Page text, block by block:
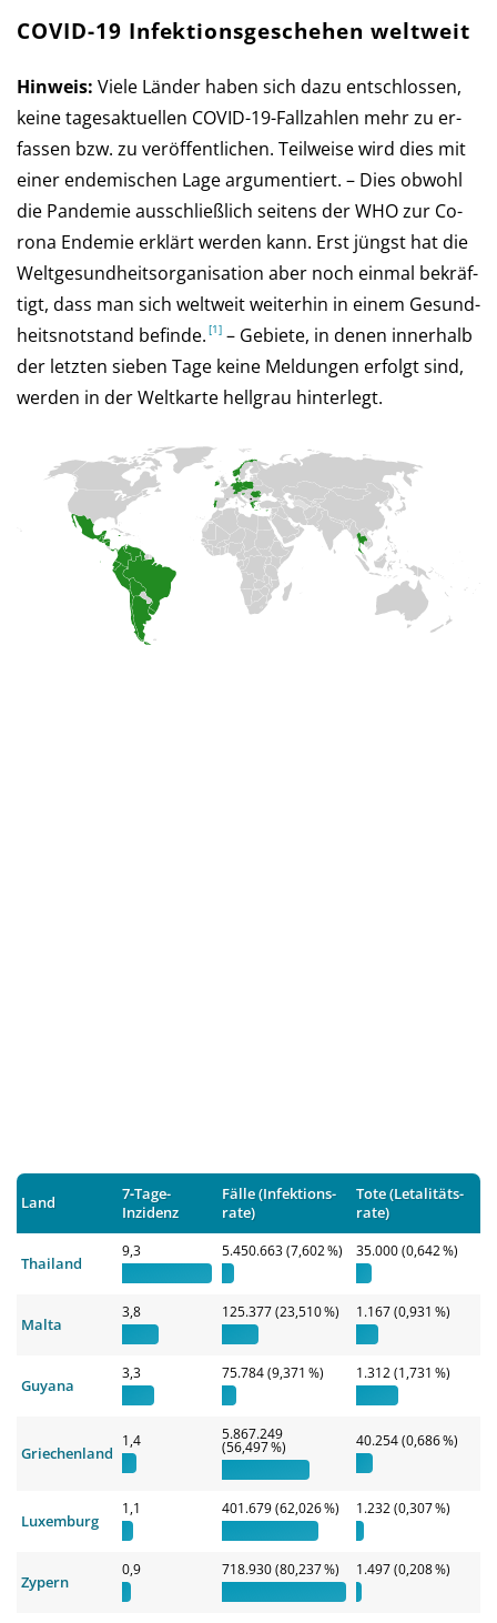
COVID-19 Infektionsgeschehen weltweit
Hinweis: Viele Länder haben sich da­zu ent­schlos­sen,
keine tages­ak­tu­el­len COVID-19-Fall­zah­len mehr zu er­
fas­sen bzw. zu ver­öf­fent­li­chen. Teil­weise wird dies mit
einer en­de­mi­schen Lage ar­gu­men­tiert. – Dies ob­wohl
die Pan­de­mie aus­schließ­lich sei­tens der WHO zur Co­
rona En­de­mie er­klärt wer­den kann. Erst jüngst hat die
Welt­ge­sund­heits­or­ga­ni­sa­tion aber noch ein­mal be­kräf­
tigt, dass man sich welt­weit weiter­hin in einem Ge­sund­
heits­not­stand be­finde.
– Ge­biete, in de­nen in­ner­halb
der letz­ten sie­ben Tage keine Mel­dun­gen er­folgt sind,
wer­den in der Welt­karte hell­grau hinterlegt.
Land
7‑Tage-
Inzidenz
Fälle (Infek­tions­
rate)
Tote (Letali­täts­
rate)
Thailand
9,3 5.450.663 (7,602 %) 35.000 (0,642 %)
Malta
3,8 125.377 (23,510 %) 1.167 (0,931 %)
Guyana
3,3 75.784 (9,371 %) 1.312 (1,731 %)
Griechenland
1,4 5.867.249
(56,497 %) 40.254 (0,686 %)
Luxemburg
1,1 401.679 (62,026 %) 1.232 (0,307 %)
Zypern
0,9 718.930 (80,237 %) 1.497 (0,208 %)